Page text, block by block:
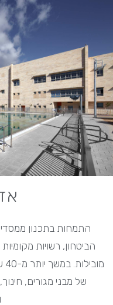
התמחות בתכנון
הביטחון, רשויות
של מבני מגורים,